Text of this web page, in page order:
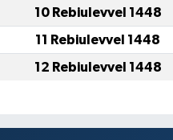
10 Rebiulevvel 1448
11 Rebiulevvel 1448
12 Rebiulevvel 1448